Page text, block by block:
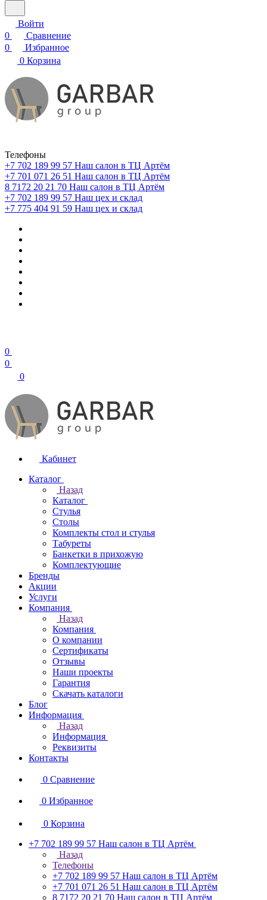
Войти
0
Сравнение
0
Избранное
0 Корзина
Телефоны
+7 702 189 99 57 Наш салон в ТЦ Артём
+7 701 071 26 51 Наш салон в ТЦ Артём
8 7172 20 21 70 Наш салон в ТЦ Артём
+7 702 189 99 57 Наш цех и склад
+7 775 404 91 59 Наш цех и склад
0
0
0
Кабинет
Каталог
Назад
Каталог
Стулья
Столы
Комплекты стол и стулья
Табуреты
Банкетки в прихожую
Комплектующие
Бренды
Акции
Услуги
Компания
Назад
Компания
О компании
Сертификаты
Отзывы
Наши проекты
Гарантия
Скачать каталоги
Блог
Информация
Назад
Информация
Реквизиты
Контакты
0 Сравнение
0 Избранное
0 Корзина
+7 702 189 99 57 Наш салон в ТЦ Артём
Назад
Телефоны
+7 702 189 99 57 Наш салон в ТЦ Артём
+7 701 071 26 51 Наш салон в ТЦ Артём
8 7172 20 21 70 Наш салон в ТЦ Артём